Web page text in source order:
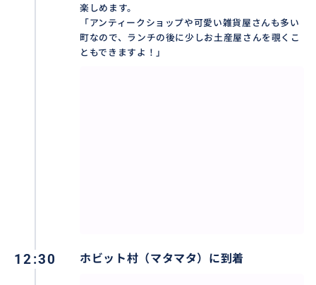
楽しめます。
「アンティークショップや可愛い雑貨屋さんも多い
町なので、ランチの後に少しお土産屋さんを覗くこ
ともできますよ！」
12:30 ホビット村（マタマタ）に到着